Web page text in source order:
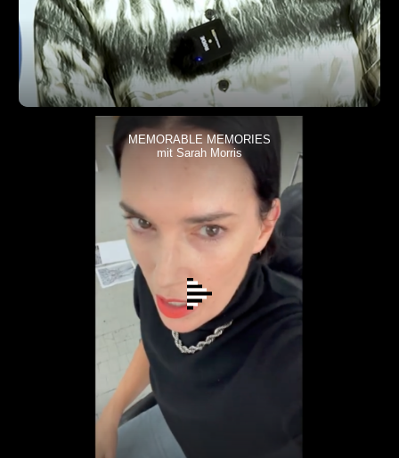
MEMORABLE MEMORIES
mit Sarah Morris